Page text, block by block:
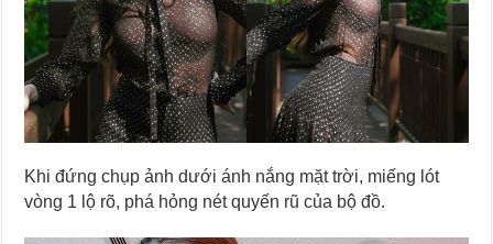
Khi đứng chụp ảnh dưới ánh nắng mặt trời, miếng lót
vòng 1 lộ rõ, phá hỏng nét quyến rũ của bộ đồ.